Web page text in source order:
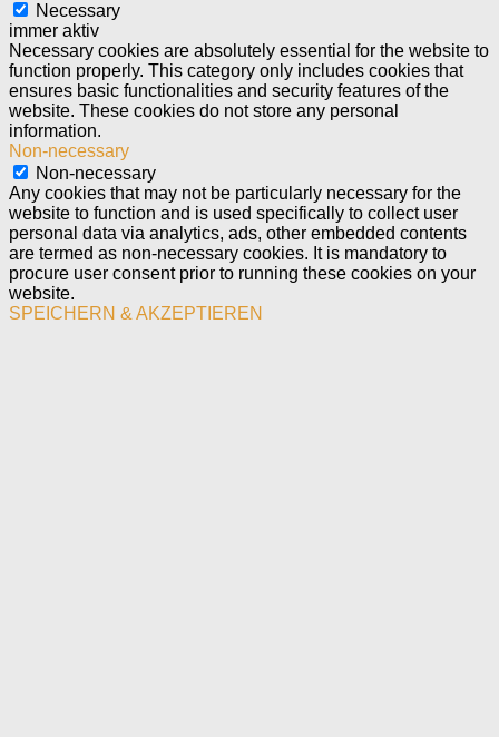
Necessary
immer aktiv
Necessary cookies are absolutely essential for the website to
function properly. This category only includes cookies that
ensures basic functionalities and security features of the
website. These cookies do not store any personal
information.
Non-necessary
Non-necessary
Any cookies that may not be particularly necessary for the
website to function and is used specifically to collect user
personal data via analytics, ads, other embedded contents
are termed as non-necessary cookies. It is mandatory to
procure user consent prior to running these cookies on your
website.
SPEICHERN & AKZEPTIEREN